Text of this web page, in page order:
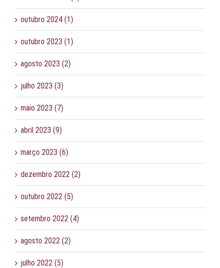
outubro 2024 (1)
outubro 2023 (1)
agosto 2023 (2)
julho 2023 (3)
maio 2023 (7)
abril 2023 (9)
março 2023 (6)
dezembro 2022 (2)
outubro 2022 (5)
setembro 2022 (4)
agosto 2022 (2)
julho 2022 (5)